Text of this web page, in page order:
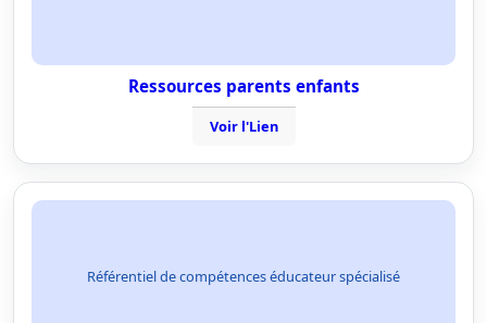
Ressources parents enfants
Voir l'Lien
Référentiel de compétences éducateur spécialisé